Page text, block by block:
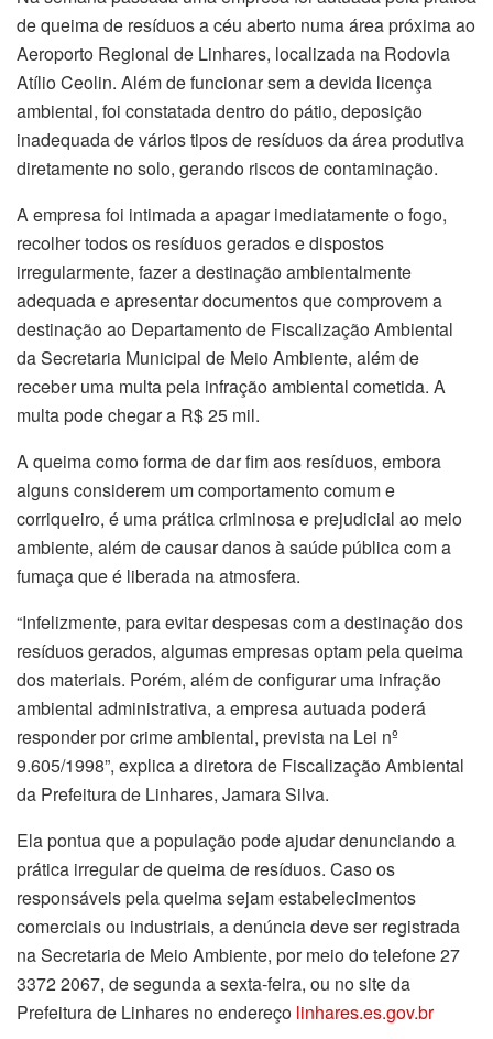
de queima de resíduos a céu aberto numa área próxima ao
Aeroporto Regional de Linhares, localizada na Rodovia
Atílio Ceolin. Além de funcionar sem a devida licença
ambiental, foi constatada dentro do pátio, deposição
inadequada de vários tipos de resíduos da área produtiva
diretamente no solo, gerando riscos de contaminação.
A empresa foi intimada a apagar imediatamente o fogo,
recolher todos os resíduos gerados e dispostos
irregularmente, fazer a destinação ambientalmente
adequada e apresentar documentos que comprovem a
destinação ao Departamento de Fiscalização Ambiental
da Secretaria Municipal de Meio Ambiente, além de
receber uma multa pela infração ambiental cometida. A
multa pode chegar a R$ 25 mil.
A queima como forma de dar fim aos resíduos, embora
alguns considerem um comportamento comum e
corriqueiro, é uma prática criminosa e prejudicial ao meio
ambiente, além de causar danos à saúde pública com a
fumaça que é liberada na atmosfera.
“Infelizmente, para evitar despesas com a destinação dos
resíduos gerados, algumas empresas optam pela queima
dos materiais. Porém, além de configurar uma infração
ambiental administrativa, a empresa autuada poderá
responder por crime ambiental, prevista na Lei nº
9.605/1998”, explica a diretora de Fiscalização Ambiental
da Prefeitura de Linhares, Jamara Silva.
Ela pontua que a população pode ajudar denunciando a
prática irregular de queima de resíduos. Caso os
responsáveis pela queima sejam estabelecimentos
comerciais ou industriais, a denúncia deve ser registrada
na Secretaria de Meio Ambiente, por meio do telefone 27
3372 2067, de segunda a sexta-feira, ou no site da
Prefeitura de Linhares no endereço linhares.es.gov.br